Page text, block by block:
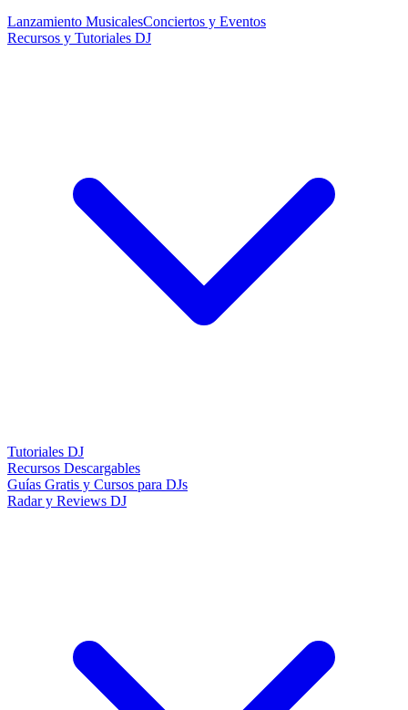
Lanzamiento MusicalesConciertos y Eventos
Recursos y Tutoriales DJ
Tutoriales DJ
Recursos Descargables
Guías Gratis y Cursos para DJs
Radar y Reviews DJ